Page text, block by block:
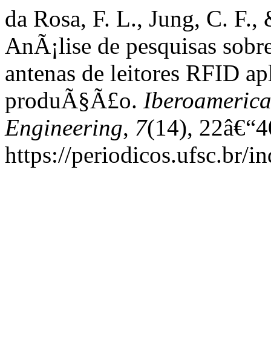
da Rosa, F. L., Jung, C.
AnÃ¡lise de pesquisas
antenas de leitores RFID
produÃ§Ã£o.
Engineering, 7(14),
https://periodicos.ufsc.br/